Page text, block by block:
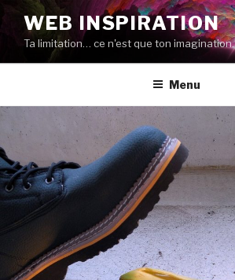
contenu
WEB INSPIRATION
Ta limitation… ce n'est que ton imagination.
Menu